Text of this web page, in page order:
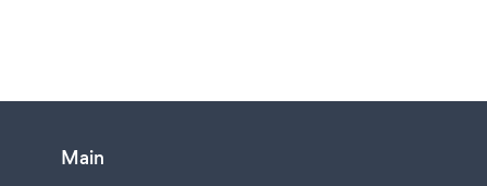
Main